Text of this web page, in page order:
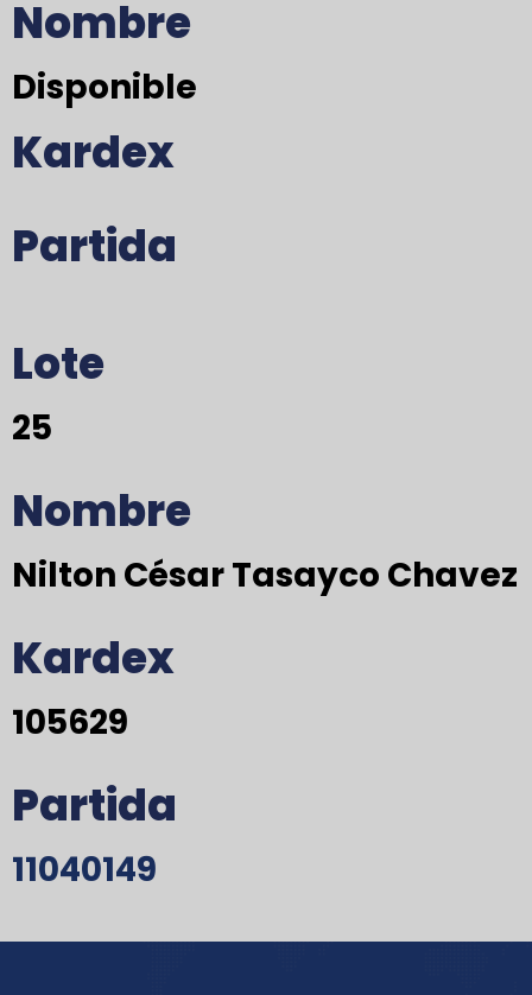
Nombre
Disponible
Kardex
Partida
Lote
25
Nombre
Nilton César Tasayco Chavez
Kardex
105629
Partida
11040149